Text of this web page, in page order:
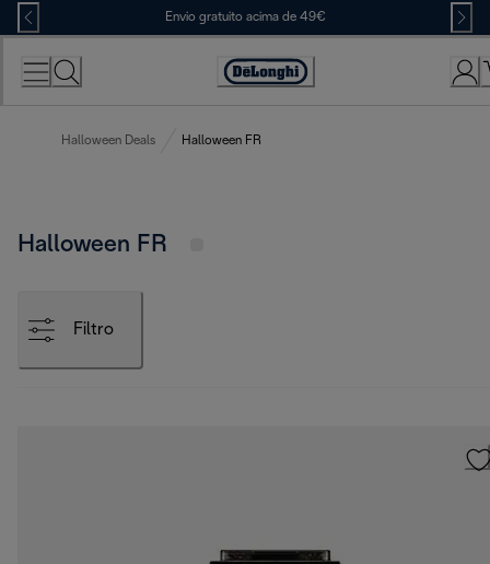
Skip
to
Content
Envio gratuito acima de 49€
Accessibility
Halloween Deals Halloween FR
Halloween FR
Filtro